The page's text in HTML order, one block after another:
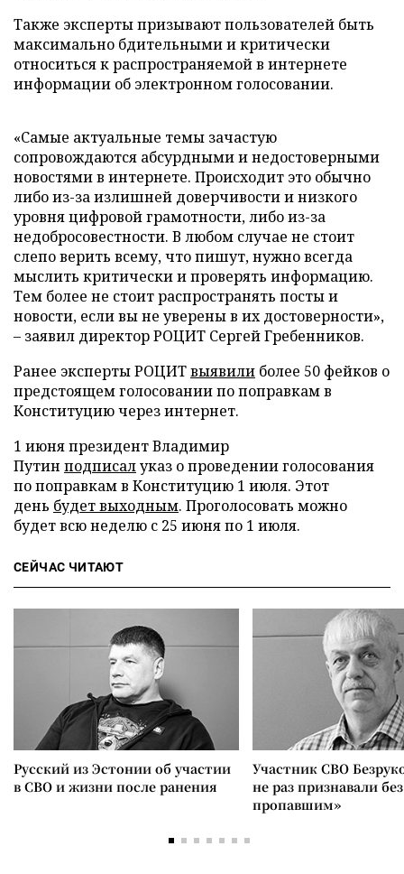
Также эксперты призывают пользователей быть
максимально бдительными и критически
относиться к распространяемой в интернете
информации об электронном голосовании.
«Самые актуальные темы зачастую
сопровождаются абсурдными и недостоверными
новостями в интернете. Происходит это обычно
либо из-за излишней доверчивости и низкого
уровня цифровой грамотности, либо из-за
недобросовестности. В любом случае не стоит
слепо верить всему, что пишут, нужно всегда
мыслить критически и проверять информацию.
Тем более не стоит распространять посты и
новости, если вы не уверены в их достоверности»,
– заявил директор РОЦИТ Сергей Гребенников.
Ранее эксперты РОЦИТвыявили более 50 фейков о
предстоящем голосовании по поправкам в
Конституцию через интернет.
1 июня президент Владимир
Путин подписалуказ о проведении голосования
по поправкам в Конституцию 1 июля. Этот
день будет выходным. Проголосовать можно
будет всю неделю с 25 июня по 1 июля.
СЕЙЧАС ЧИТАЮТ
Русский из Эстонии об участии
в СВО и жизни после ранения
Участник СВО
не раз признавали
пропавшим»